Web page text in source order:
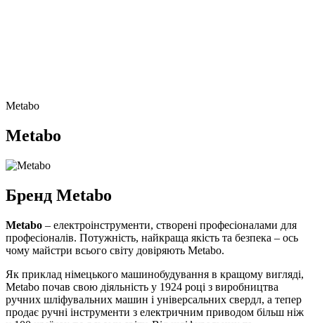
Metabo
Metabo
Бренд Metabo
Metabo – електроінструменти, створені професіоналами для
професіоналів. Потужність, найкраща якість та безпека – ось
чому майстри всього світу довіряють Metabo.
Як приклад німецького машинобудування в кращому вигляді,
Metabo почав свою діяльність у 1924 році з виробництва
ручних шліфувальних машин і універсальних свердл, а тепер
продає ручні інструменти з електричним приводом більш ніж